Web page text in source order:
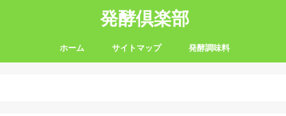
発酵倶楽部
ホーム サイトマップ 発酵調味料